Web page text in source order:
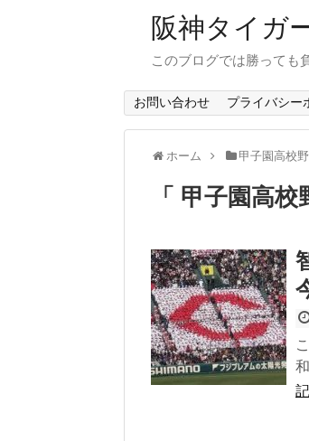
阪神タイガ
このブログでは勝っても
お問い合わせ プライバシー
ホーム 甲子園高校
「 甲子園高